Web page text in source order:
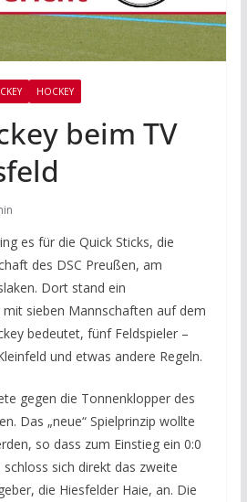
HOCKEY
beim TV
es für die Quick Sticks, die
des DSC Preußen, am
Dort stand ein
mit sieben Mannschaften auf dem
bedeutet, fünf Feldspieler –
und etwas andere Regeln.
gegen die Tonnenklopper des
Das „neue“ Spielprinzip wollte
so dass zum Einstieg ein 0:0
sich direkt das zweite
die Hiesfelder Haie, an. Die